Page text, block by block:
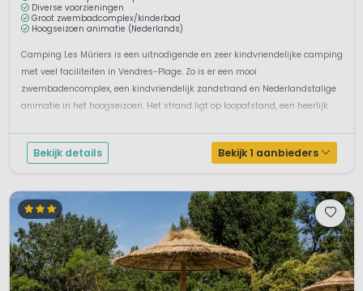
Diverse voorzieningen
Groot zwembadcomplex/kinderbad
Hoogseizoen animatie (Nederlands)
Camping Les Mûriers is een uitnodigende en zeer kindvriendelijke camping
met veel faciliteiten in Vendres-Plage. Zo is er een mooi
zwembadencomplex, een kindvriendelijk zandstrand en Nederlandstalige
animatie in het hoogseizoen. Het strand ligt op loopafstand, een heerlijk
heerl...
Bekijk details Bekijk 1 aanbieders